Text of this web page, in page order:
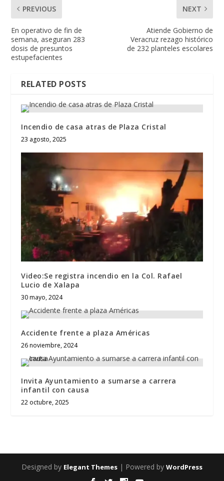
PREVIOUS
En operativo de fin de
semana, aseguran 283
dosis de presuntos
estupefacientes
NEXT
Atiende Gobierno de
Veracruz rezago histórico
de 232 planteles escolares
RELATED POSTS
Incendio de casa atras de Plaza Cristal
23 agosto, 2025
Video:Se registra incendio en la Col. Rafael
Lucio de Xalapa
30 mayo, 2024
Accidente frente a plaza Américas
26 noviembre, 2024
Invita Ayuntamiento a sumarse a carrera
infantil con causa
22 octubre, 2025
Designed by Elegant Themes | Powered by WordPress